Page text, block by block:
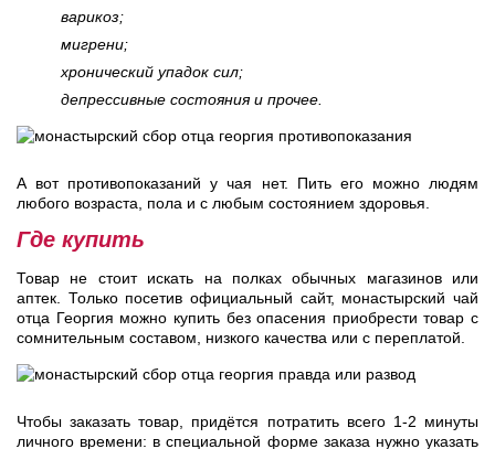
варикоз;
мигрени;
хронический упадок сил;
депрессивные состояния и прочее.
А вот противопоказаний у чая нет. Пить его можно людям
любого возраста, пола и с любым состоянием здоровья.
Где купить
Товар не стоит искать на полках обычных магазинов или
аптек. Только посетив официальный сайт, монастырский чай
отца Георгия можно купить без опасения приобрести товар с
сомнительным составом, низкого качества или с переплатой.
Чтобы заказать товар, придётся потратить всего 1-2 минуты
личного времени: в специальной форме заказа нужно указать